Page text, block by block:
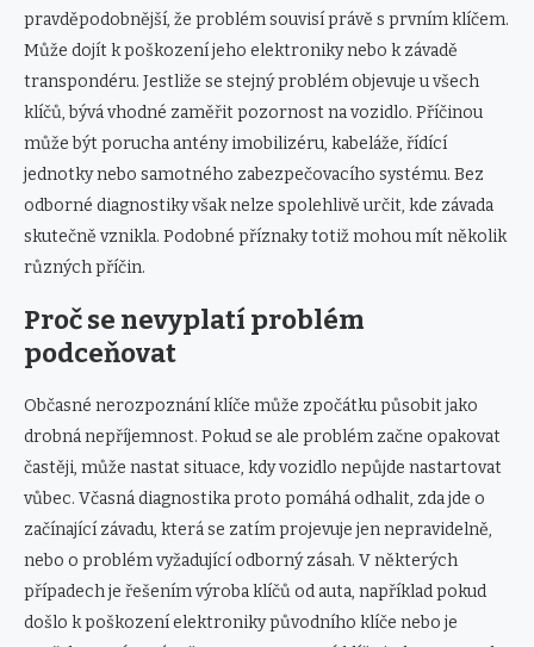
pravděpodobnější, že problém souvisí právě s prvním klíčem.
Může dojít k poškození jeho elektroniky nebo k závadě
transpondéru. Jestliže se stejný problém objevuje u všech
klíčů, bývá vhodné zaměřit pozornost na vozidlo. Příčinou
může být porucha antény imobilizéru, kabeláže, řídící
jednotky nebo samotného zabezpečovacího systému. Bez
odborné diagnostiky však nelze spolehlivě určit, kde závada
skutečně vznikla. Podobné příznaky totiž mohou mít několik
různých příčin.
Proč se nevyplatí problém
podceňovat
Občasné nerozpoznání klíče může zpočátku působit jako
drobná nepříjemnost. Pokud se ale problém začne opakovat
častěji, může nastat situace, kdy vozidlo nepůjde nastartovat
vůbec. Včasná diagnostika proto pomáhá odhalit, zda jde o
začínající závadu, která se zatím projevuje jen nepravidelně,
nebo o problém vyžadující odborný zásah. V některých
případech je řešením výroba klíčů od auta, například pokud
došlo k poškození elektroniky původního klíče nebo je